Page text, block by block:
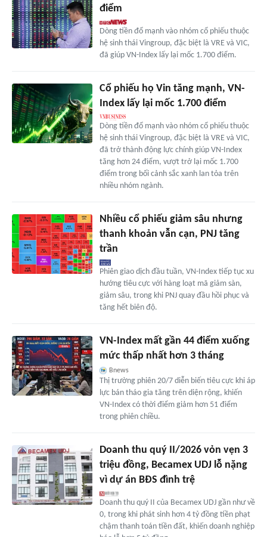
điểm
Dòng tiền đổ mạnh vào nhóm cổ phiếu thuộc
hệ sinh thái Vingroup, đặc biệt là VRE và VIC,
đã giúp VN-Index lấy lại mốc 1.700 điểm.
Cổ phiếu họ Vin tăng mạnh, VN-
Index lấy lại mốc 1.700 điểm
Dòng tiền đổ mạnh vào nhóm cổ phiếu thuộc
hệ sinh thái Vingroup, đặc biệt là VRE và VIC,
đã trở thành động lực chính giúp VN-Index
tăng hơn 24 điểm, vượt trở lại mốc 1.700
điểm trong bối cảnh sắc xanh lan tỏa trên
nhiều nhóm ngành.
Nhiều cổ phiếu giảm sâu nhưng
thanh khoản vẫn cạn, PNJ tăng
trần
Phiên giao dịch đầu tuần, VN-Index tiếp tục xu
hướng tiêu cực với hàng loạt mã giảm sàn,
giảm sâu, trong khi PNJ quay đầu hồi phục và
tăng hết biên độ.
VN-Index mất gần 44 điểm xuống
mức thấp nhất hơn 3 tháng
Bnews
Thị trường phiên 20/7 diễn biến tiêu cực khi áp
lực bán tháo gia tăng trên diện rộng, khiến
VN-Index có thời điểm giảm hơn 51 điểm
trong phiên chiều.
Doanh thu quý II/2026 vỏn vẹn 3
triệu đồng, Becamex UDJ lỗ nặng
vì dự án BĐS đình trệ
Doanh thu quý II của Becamex UDJ gần như về
0, trong khi phát sinh hơn 4 tỷ đồng tiền phạt
chậm thanh toán tiền đất, khiến doanh nghiệp